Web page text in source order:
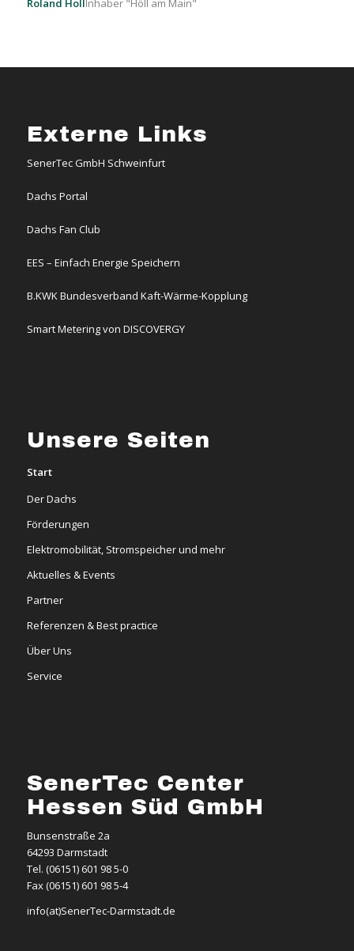
Roland Höll Inhaber "Höll am Main"
Externe Links
SenerTec GmbH Schweinfurt
Dachs Portal
Dachs Fan Club
EES – Einfach Energie Speichern
B.KWK Bundesverband Kaft-Wärme-Kopplung
Smart Metering von DISCOVERGY
Unsere Seiten
Start
Der Dachs
Förderungen
Elektromobilität, Stromspeicher und mehr
Aktuelles & Events
Partner
Referenzen & Best practice
Über Uns
Service
SenerTec Center
Hessen Süd GmbH
Bunsenstraße 2a
64293 Darmstadt
Tel. (06151) 601 98 5-0
Fax (06151) 601 98 5-4
info(at)SenerTec-Darmstadt.de